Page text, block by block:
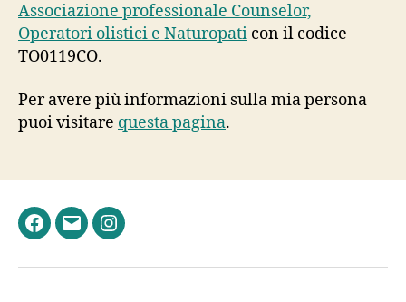
Associazione professionale Counselor,
Operatori olistici e Naturopati con il codice
TO0119CO.
Per avere più informazioni sulla mia persona
puoi visitare questa pagina.
Facebook
EmailInstagram